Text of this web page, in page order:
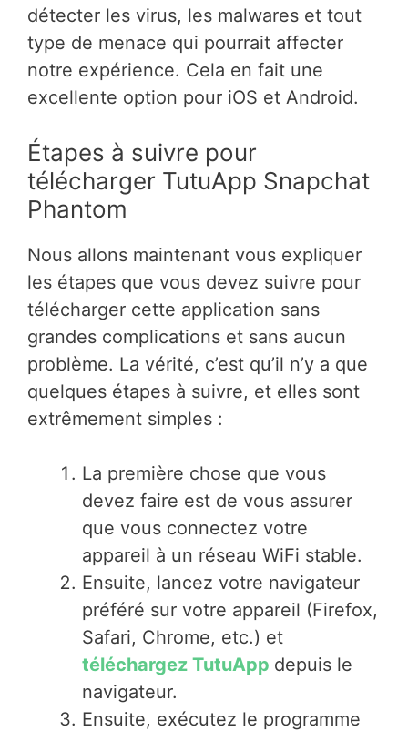
détecter les virus, les malwares et tout
type de menace qui pourrait affecter
notre expérience. Cela en fait une
excellente option pour iOS et Android.
Étapes à suivre pour
télécharger TutuApp Snapchat
Phantom
Nous allons maintenant vous expliquer
les étapes que vous devez suivre pour
télécharger cette application sans
grandes complications et sans aucun
problème. La vérité, c’est qu’il n’y a que
quelques étapes à suivre, et elles sont
extrêmement simples :
La première chose que vous
devez faire est de vous assurer
que vous connectez votre
appareil à un réseau WiFi stable.
Ensuite, lancez votre navigateur
préféré sur votre appareil (Firefox,
Safari, Chrome, etc.) et
téléchargez TutuApp depuis le
navigateur.
Ensuite, exécutez le programme